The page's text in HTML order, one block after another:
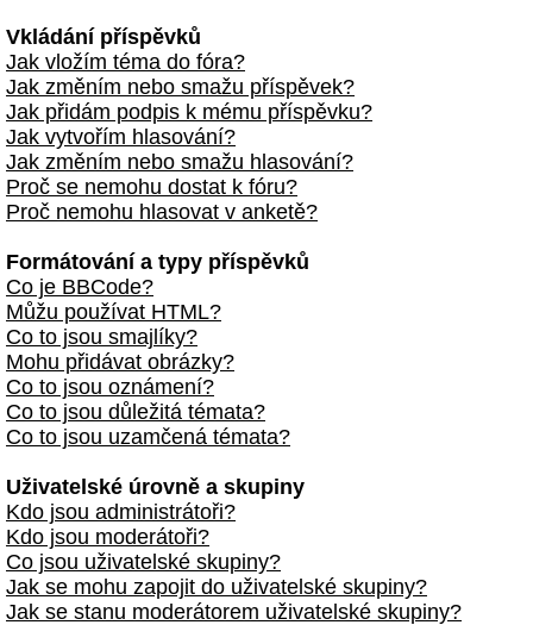
Vkládání příspěvků
Jak vložím téma do fóra?
Jak změním nebo smažu příspěvek?
Jak přidám podpis k mému příspěvku?
Jak vytvořím hlasování?
Jak změním nebo smažu hlasování?
Proč se nemohu dostat k fóru?
Proč nemohu hlasovat v anketě?
Formátování a typy příspěvků
Co je BBCode?
Můžu používat HTML?
Co to jsou smajlíky?
Mohu přidávat obrázky?
Co to jsou oznámení?
Co to jsou důležitá témata?
Co to jsou uzamčená témata?
Uživatelské úrovně a skupiny
Kdo jsou administrátoři?
Kdo jsou moderátoři?
Co jsou uživatelské skupiny?
Jak se mohu zapojit do uživatelské skupiny?
Jak se stanu moderátorem uživatelské skupiny?